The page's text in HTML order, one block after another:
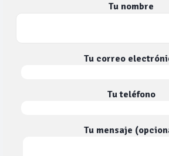
Tu nombre
Tu correo
Tu teléfono
Tu mensaje